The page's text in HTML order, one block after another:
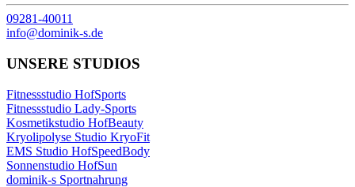
09281-40011
info@dominik-s.de
UNSERE STUDIOS
Fitnessstudio HofSports
Fitnessstudio Lady-Sports
Kosmetikstudio HofBeauty
Kryolipolyse Studio KryoFit
EMS Studio HofSpeedBody
Sonnenstudio HofSun
dominik-s Sportnahrung